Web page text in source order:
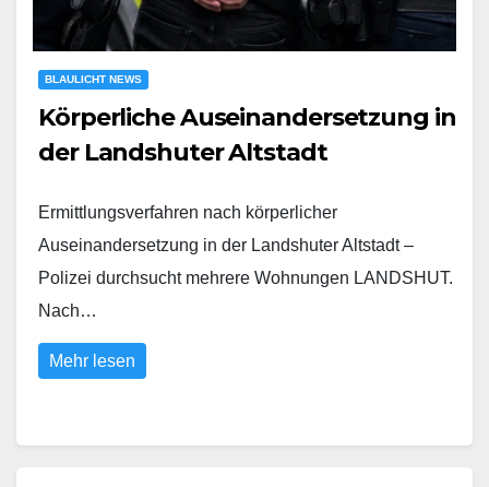
BLAULICHT NEWS
Körperliche Auseinandersetzung in
der Landshuter Altstadt
Ermittlungsverfahren nach körperlicher
Auseinandersetzung in der Landshuter Altstadt –
Polizei durchsucht mehrere Wohnungen LANDSHUT.
Nach…
Mehr lesen